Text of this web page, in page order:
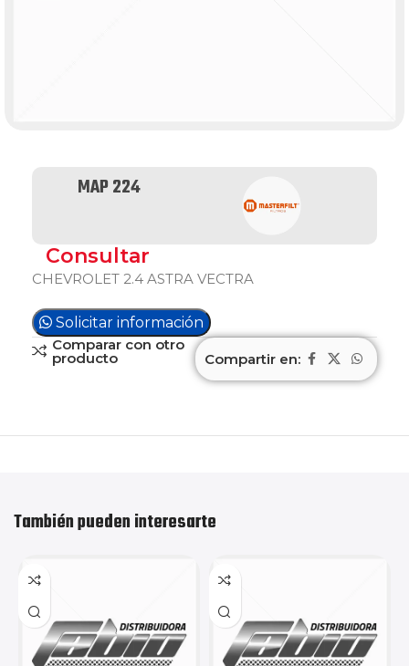
MAP 224
Consultar
CHEVROLET 2.4 ASTRA VECTRA
Solicitar información
Comparar con otro
producto Compartir en:
También pueden interesarte